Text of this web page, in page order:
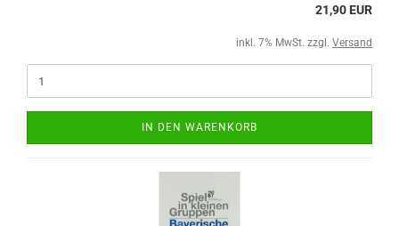
21,90 EUR
inkl. 7% MwSt. zzgl. Versand
IN DEN WARENKORB